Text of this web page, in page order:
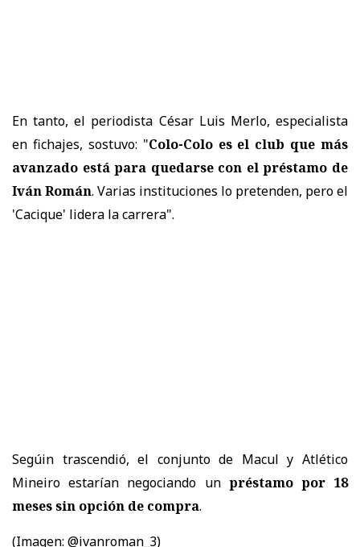
En tanto, el periodista César Luis Merlo, especialista
en fichajes, sostuvo: "Colo-Colo es el club que más
avanzado está para quedarse con el préstamo de
Iván Román. Varias instituciones lo pretenden, pero el
'Cacique' lidera la carrera".
Segúin trascendió, el conjunto de Macul y Atlético
Mineiro estarían negociando un préstamo por 18
meses sin opción de compra.
(Imagen: @ivanroman_3)